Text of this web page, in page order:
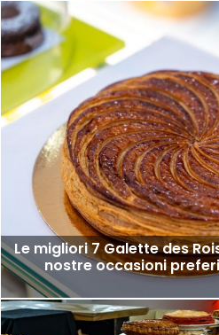
Le migliori 7 Galette des
nostre occasioni